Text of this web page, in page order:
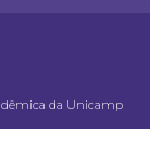
da Unicamp